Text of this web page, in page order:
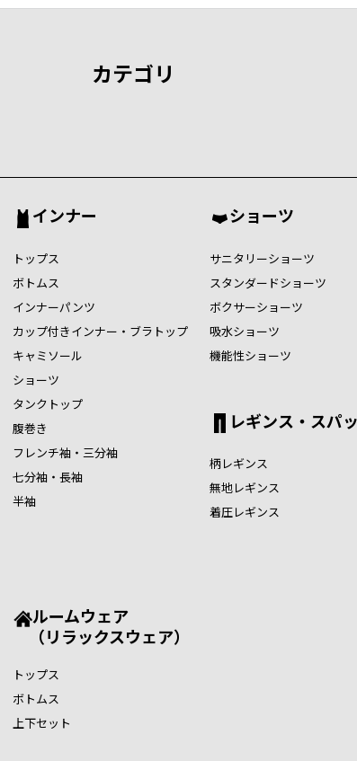
カテゴリ
インナー
トップス
ボトムス
インナーパンツ
カップ付きインナー・ブラトップ
キャミソール
ショーツ
タンクトップ
腹巻き
フレンチ袖・三分袖
七分袖・長袖
半袖
ショーツ
サニタリーショーツ
スタンダードショーツ
ボクサーショーツ
吸水ショーツ
機能性ショーツ
レギンス・スパ
柄レギンス
無地レギンス
着圧レギンス
ルームウェア
（リラックスウェア）
トップス
ボトムス
上下セット